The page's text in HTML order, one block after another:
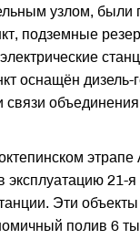
узлом, были
подземные
оснащён дизель-
связи объединения
этрапе
эксплуатацию 21-я
Эти
полив 6